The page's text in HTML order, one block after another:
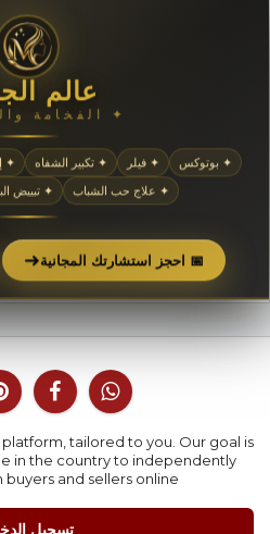
عالم
✦ الفخامة
✦ بوتوكس ✦ فيلر ✦ تكبير الشفاه ✦
✦ علاج حب الشباب
✦ تبييض
📅 احجز استشارتك المجانية➜
platform, tailored to you. Our goal is
in the country to independently
and sellers online.
تسجيل